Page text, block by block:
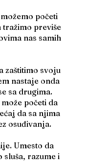
početi
tražimo previše
nas samih
zaštitimo svoju
nastaje onda
sa drugima.
početi da
da sa njima
osuđivanja.
Umesto da
sluša, razume i